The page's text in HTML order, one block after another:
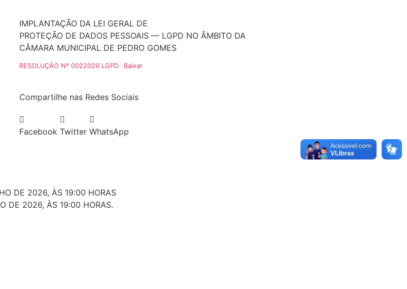
IMPLANTAÇÃO DA LEI GERAL DE
PROTEÇÃO DE DADOS PESSOAIS — LGPD NO ÂMBITO DA
CÂMARA MUNICIPAL DE PEDRO GOMES
RESOLUÇÃO Nº 0022026 LGPD Baixar
Compartilhe nas Redes Sociais
Facebook Twitter WhatsApp
DE 2026, ÀS 19:00 HORAS
DE 2026, ÀS 19:00 HORAS.